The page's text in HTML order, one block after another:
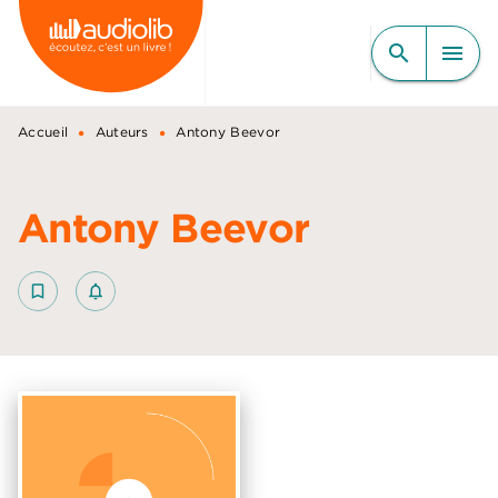
MENU RECHERCHE
CONTENU
PIED DE PAGE
search menu
Accueil • Auteurs • Antony Beevor
Antony Beevor
bookmark_border notifications_none_outlined